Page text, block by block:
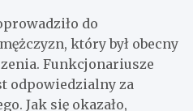
do
który był obecny
Funkcjonariusze
odpowiedzialny za
Jak się okazało,